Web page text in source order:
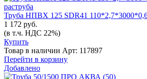
Труба НПВХ 125 SDR41
1 172 руб.
(в т.ч. НДС 22%)
Купить
Товар в наличии Арт: 117897
Перейти в корзину
Добавлено